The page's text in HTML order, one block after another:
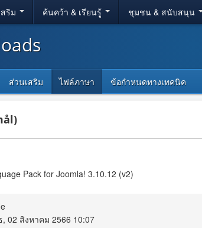
ริม ค้นคว้า & เรียนรู้ ชุมชน & สนับสนุน
ส่วนเสริม ไฟล์ภาษา ข้อกำหนดทางเทคนิค
Pack for Joomla! 3.10.12 (v2)
02 สิงหาคม 2566 10:07